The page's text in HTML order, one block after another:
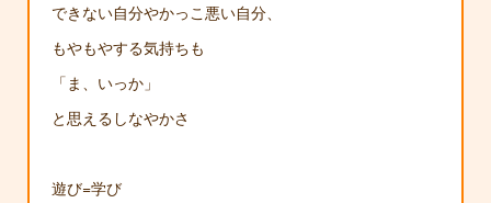
できない自分やかっこ悪い自分、
もやもやする気持ちも
「ま、いっか」
と思えるしなやかさ
遊び=学び